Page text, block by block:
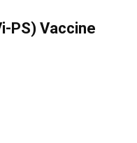
PS) Vaccine